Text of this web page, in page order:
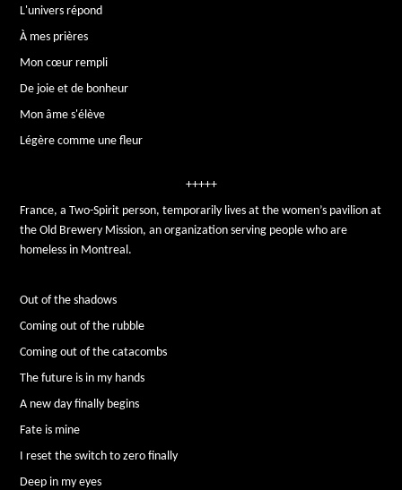
L'univers répond
À mes prières
Mon cœur rempli
De joie et de bonheur
Mon âme s'élève
Légère comme une fleur
+++++
France, a Two-Spirit person, temporarily lives at the women’s pavilion at
the Old Brewery Mission, an organization serving people who are
homeless in Montreal.
Out of the shadows
Coming out of the rubble
Coming out of the catacombs
The future is in my hands
A new day finally begins
Fate is mine
I reset the switch to zero finally
Deep in my eyes